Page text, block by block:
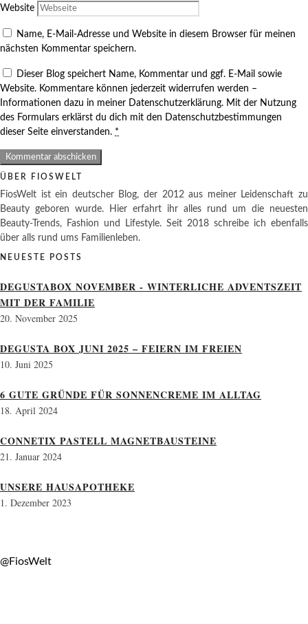
Website
Name, E-Mail-Adresse und Website in diesem Browser für meinen
nächsten Kommentar speichern.
Dieser Blog speichert Name, Kommentar und ggf. E-Mail sowie
Website. Kommentare können jederzeit widerrufen werden –
Informationen dazu in meiner Datenschutzerklärung. Mit der Nutzung
des Formulars erklärst du dich mit den Datenschutzbestimmungen
dieser Seite einverstanden. *
ÜBER FIOSWELT
FiosWelt ist ein deutscher Blog, der 2012 aus meiner Leidenschaft zu
Beauty geboren wurde. Hier erfahrt ihr alles rund um die neuesten
Beauty-Trends, Fashion und Lifestyle. Seit 2018 schreibe ich ebenfalls
über alls rund ums Familienleben.
NEUESTE POSTS
DEGUSTABOX NOVEMBER - WINTERLICHE ADVENTSZEIT
MIT DER FAMILIE
20. November 2025
DEGUSTA BOX JUNI 2025 – FEIERN IM FREIEN
10. Juni 2025
6 GUTE GRÜNDE FÜR SONNENCREME IM ALLTAG
18. April 2024
CONNETIX PASTELL MAGNETBAUSTEINE
21. Januar 2024
UNSERE HAUSAPOTHEKE
1. Dezember 2023
@FiosWelt